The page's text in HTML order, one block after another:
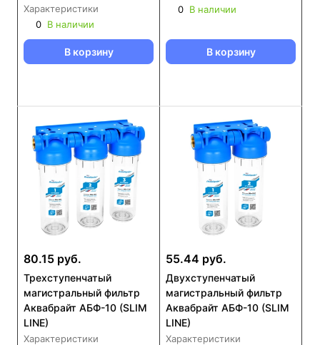
Характеристики
0 В наличии
В корзину
0 В наличии
В корзину
80.15 руб.
Трехступенчатый
магистральный фильтр
Аквабрайт АБФ-10 (SLIM
LINE)
Характеристики
55.44 руб.
Двухступенчатый
магистральный фильтр
Аквабрайт АБФ-10 (SLIM
LINE)
Характеристики